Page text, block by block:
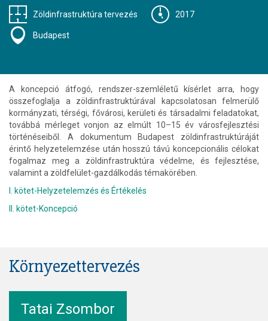
Zöldinfrastruktúra tervezés 2017
Budapest
A koncepció átfogó, rendszer-szemléletű kísérlet arra, hogy
összefoglalja a zöldinfrastruktúrával kapcsolatosan felmerülő
kormányzati, térségi, fővárosi, kerületi és társadalmi feladatokat,
továbbá mérleget vonjon az elmúlt 10–15 év városfejlesztési
történéseiből. A dokumentum Budapest zöldinfrastruktúráját
érintő helyzetelemzése után hosszú távú koncepcionális célokat
fogalmaz meg a zöldinfrastruktúra védelme, és fejlesztése,
valamint a zöldfelület-gazdálkodás témakörében.
I. kötet-Helyzetelemzés és Értékelés
II. kötet-Koncepció
Környezettervezés
Tatai Zsombor